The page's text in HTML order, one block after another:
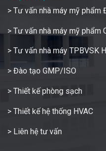
> Tư vấn nhà máy mỹ phẩm
> Tư vấn nhà máy mỹ phẩm
> Tư vấn nhà máy TPBVSK
> Đào tạo GMP/ISO
> Thiết kế phòng sạch
> Thiết kế hệ thống HVAC
> Liên hệ tư vấn